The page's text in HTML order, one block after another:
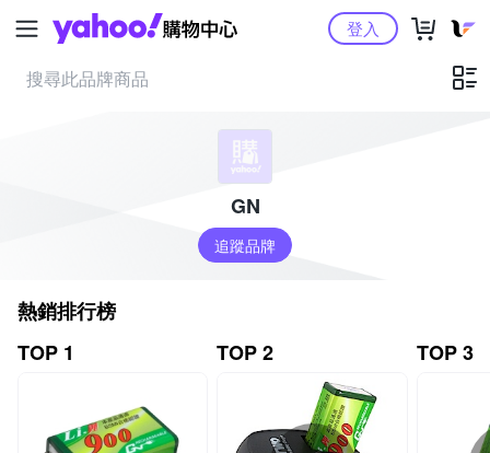
Yahoo購物中心登入
GN
追蹤品牌
熱銷排行榜
TOP 1
TOP 2 TOP 3